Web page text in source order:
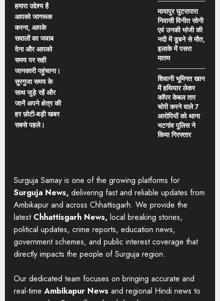
हमारा उद्देश्य है
आपको जागरूक
करना, आपके
सवालों का जवाब
देना और आपको
समय पर सही
जानकारी पहुंचाना।
सुरगुजा समय के
साथ जुड़े रहें और
जानें अपने क्षेत्र की
हर छोटी-बड़ी खबर
सबसे पहले।
मायापुर घुटरापारा
निवासी विनीत सोनी
एवं उनकी भांजी की
नदी में डूबने से मौत,
इलाके में पसरा
मातम
शिवानी भूमिगत खान
में हथियार लेकर
कॉपर केबल तार
चोरी करने वाले 7
आरोपियों को थाना
भटगांव पुलिस ने
किया गिरफ्तार
Surguja Samay is one of the growing platforms for
Surguja News, delivering fast and reliable updates from
Ambikapur and across Chhattisgarh. We provide the
latest Chhattisgarh News, local breaking stories,
political updates, crime reports, education news,
government schemes, and public interest coverage that
directly impacts the people of Surguja region.
Our dedicated team focuses on bringing accurate and
real-time Ambikapur News and regional Hindi news to